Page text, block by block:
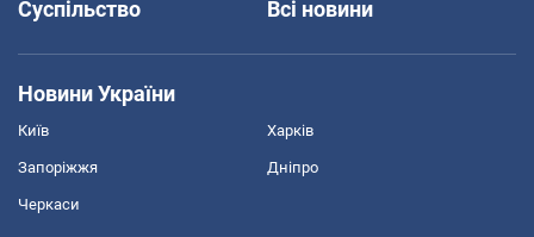
Суспільство
Всі новини
Новини України
Київ Харків
Запоріжжя Дніпро
Черкаси